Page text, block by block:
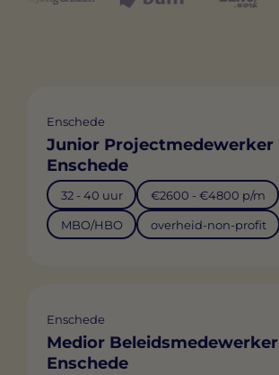
Enschede
Junior Projectmedewerker
Enschede
32 - 40 uur €2600 - €4800 p/m
MBO/HBO overheid-non-profit
Enschede
Medior Beleidsmedewerker
Enschede